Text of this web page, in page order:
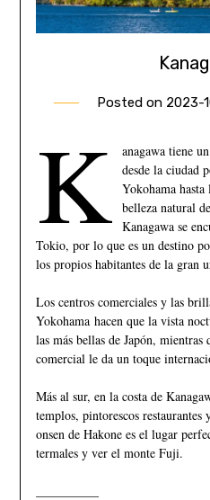
Posted on 2023-
K
anagawa tiene
desde la ciudad
Yokohama
belleza natural
Kanagawa se
Tokio, por lo que es un destino
los propios habitantes de la gran
Los centros comerciales y las
Yokohama hacen que la vista
las más bellas de Japón, mientras
comercial le da un toque
Más al sur, en la costa de
templos, pintorescos
onsen de Hakone es el lugar
termales y ver el monte Fuji.